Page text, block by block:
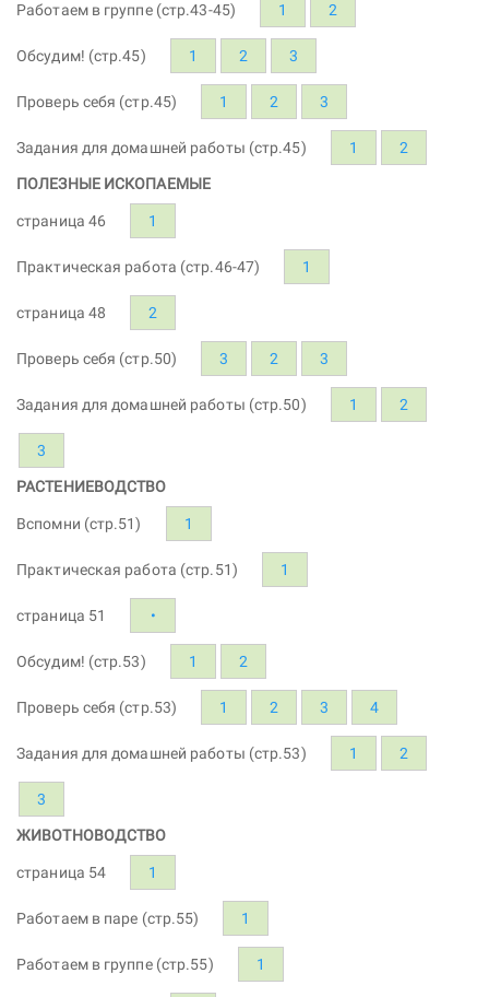
Работаем в группе (стр.43-45) 1 2
Обсудим! (стр.45) 1 2 3
Проверь себя (стр.45) 1 2 3
Задания для домашней работы (стр.45) 1 2
ПОЛЕЗНЫЕ ИСКОПАЕМЫЕ
страница 46 1
Практическая работа (стр.46-47) 1
страница 48 2
Проверь себя (стр.50) 3 2 3
Задания для домашней работы (стр.50) 1 2
3
РАСТЕНИЕВОДСТВО
Вспомни (стр.51) 1
Практическая работа (стр.51) 1
страница 51 •
Обсудим! (стр.53) 1 2
Проверь себя (стр.53) 1 2 3 4
Задания для домашней работы (стр.53) 1 2
3
ЖИВОТНОВОДСТВО
страница 54 1
Работаем в паре (стр.55) 1
Работаем в группе (стр.55) 1